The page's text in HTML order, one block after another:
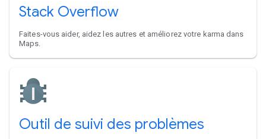
Stack Overflow
Faites-vous aider, aidez les autres et améliorez votre karma dans
Maps.
Outil de suivi des problèmes